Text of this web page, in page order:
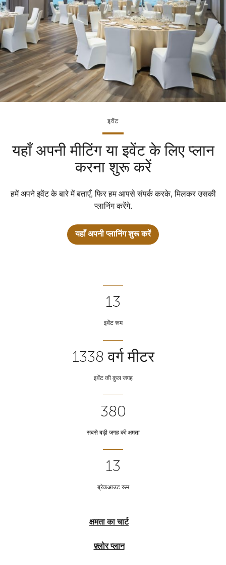
इवेंट
यहाँ अपनी मीटिंग या इवेंट के लिए प्लान
करना शुरू करें
हमें अपने इवेंट के बारे में बताएँ, फिर हम आपसे संपर्क करके, मिलकर उसकी
प्लानिंग करेंगे.
यहाँ अपनी प्लानिंग शुरू करें
13
इवेंट रूम
1338 वर्ग मीटर
इवेंट की कुल जगह
380
सबसे बड़ी जगह की क्षमता
13
ब्रेकआउट रूम
क्षमता का चार्ट
फ़्लोर प्लान